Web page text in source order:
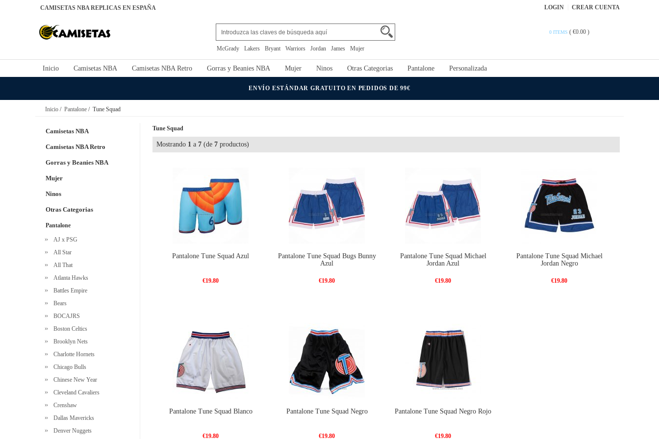
CAMISETAS NBA REPLICAS EN ESPAÑA LOGIN CREAR CUENTA
McGrady Lakers Bryant Warriors Jordan James Mujer
0 ITEMS ( €0.00 )
Inicio Camisetas NBA Camisetas NBA Retro Gorras y Beanies NBA Mujer Ninos Otras Categorias Pantalone Personalizada
ENVÍO ESTÁNDAR GRATUITO EN PEDIDOS DE 99€
Inicio / Pantalone / Tune Squad
Camisetas NBA
Camisetas NBA Retro
Gorras y Beanies NBA
Mujer
Ninos
Otras Categorias
Pantalone
AJ x PSG
All Star
All That
Atlanta Hawks
Battles Empire
Bears
BOCAJRS
Boston Celtics
Brooklyn Nets
Charlotte Hornets
Chicago Bulls
Chinese New Year
Cleveland Cavaliers
Crenshaw
Dallas Mavericks
Denver Nuggets
Tune Squad
Mostrando 1 a 7 (de 7 productos)
Pantalone Tune Squad Azul
€19.80
Pantalone Tune Squad Bugs Bunny
Azul
€19.80
Pantalone Tune Squad Michael
Jordan Azul
€19.80
Pantalone Tune Squad Michael
Jordan Negro
€19.80
Pantalone Tune Squad Blanco
€19.80
Pantalone Tune Squad Negro
€19.80
Pantalone Tune Squad Negro Rojo
€19.80